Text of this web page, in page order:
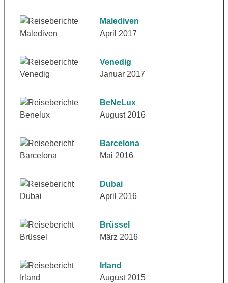
Malediven
April 2017
Venedig
Januar 2017
BeNeLux
August 2016
Barcelona
Mai 2016
Dubai
April 2016
Brüssel
März 2016
Irland
August 2015